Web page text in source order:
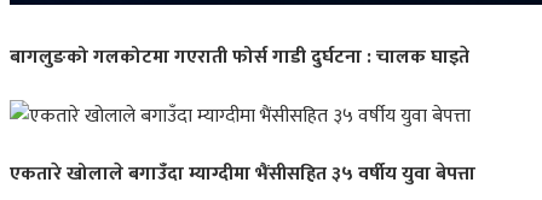
बागलुङको गलकोटमा गएराती फोर्स गाडी दुर्घटना : चालक घाइते
एकतारे खोलाले बगाउँदा म्याग्दीमा भैंसीसहित ३५ वर्षीय युवा बेपत्ता